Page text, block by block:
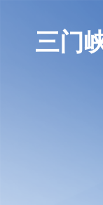
三门